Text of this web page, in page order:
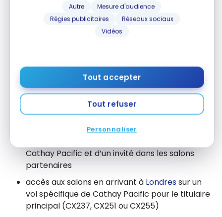
Autre
Mesure d'audience
Régies publicitaires
Réseaux sociaux
Vidéos
Tout accepter
Tout refuser
Personnaliser
sièges garantis en classe économique privilège
même sur les vols complets
sièges garantis en classe affaires même sur les
excédent de 20 kg pour un bagage enregistré
limite de 15 kg pour un bagage de cabine
accès aux salons Cathay Pacific First Class
Cathay Pacific et d’un invité dans les salons
partenaires
accès aux salons en arrivant à Londressur un
vol spécifique de Cathay Pacific pour le titulaire
principal (CX237, CX251 ou CX255)